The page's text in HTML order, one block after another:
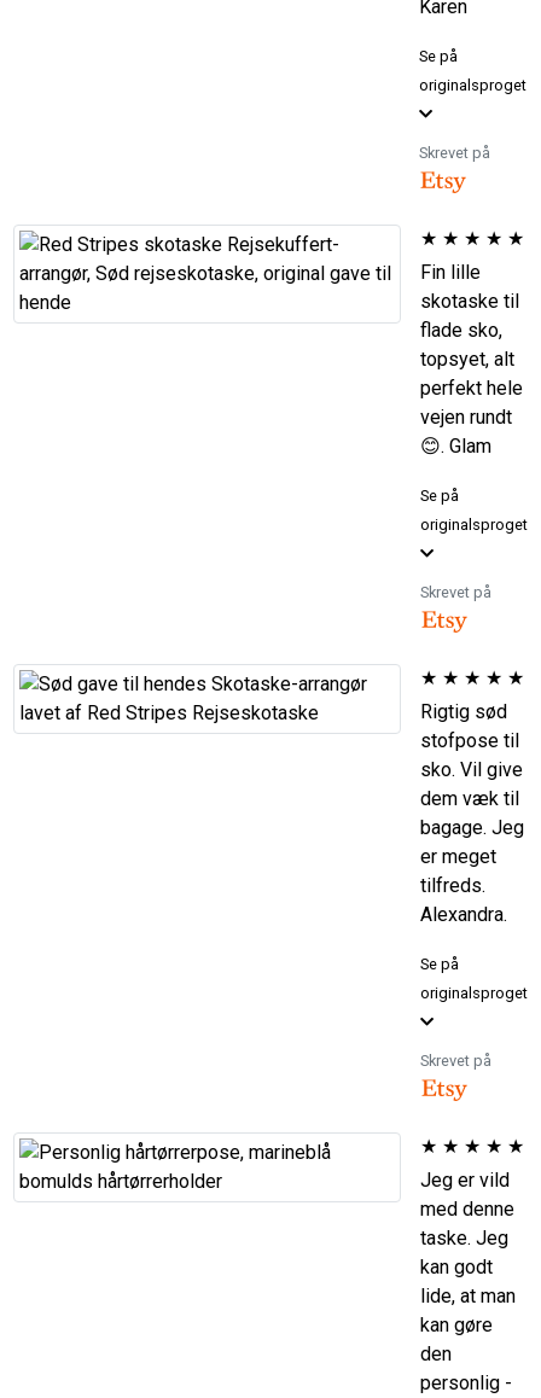
Karen
Se på
originalsproget
Skrevet på
★ ★ ★ ★ ★
Fin lille
skotaske til
flade sko,
topsyet, alt
perfekt hele
vejen rundt
😊. Glam
Se på
originalsproget
Skrevet på
★ ★ ★ ★ ★
Rigtig sød
stofpose til
sko. Vil give
dem væk til
bagage. Jeg
er meget
tilfreds.
Alexandra.
Se på
originalsproget
Skrevet på
★ ★ ★ ★ ★
Jeg er vild
med denne
taske. Jeg
kan godt
lide, at man
kan gøre
den
personlig -